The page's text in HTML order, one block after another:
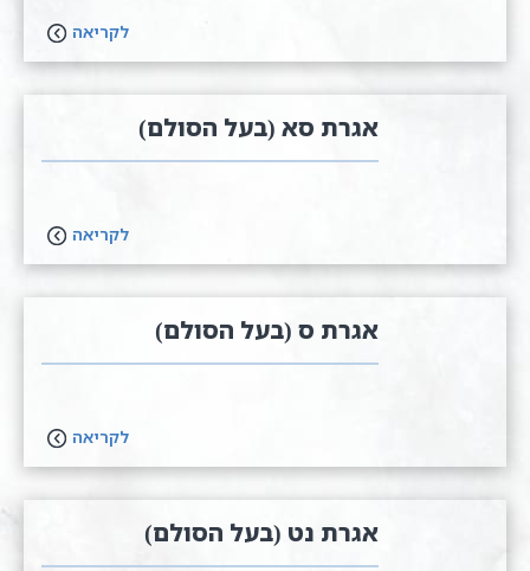
לקריאה
אגרת ס​א (בעל הסולם)
לקריאה
אגרת ס (בעל הסולם)
לקריאה
אגרת נ​ט (בעל הסולם)